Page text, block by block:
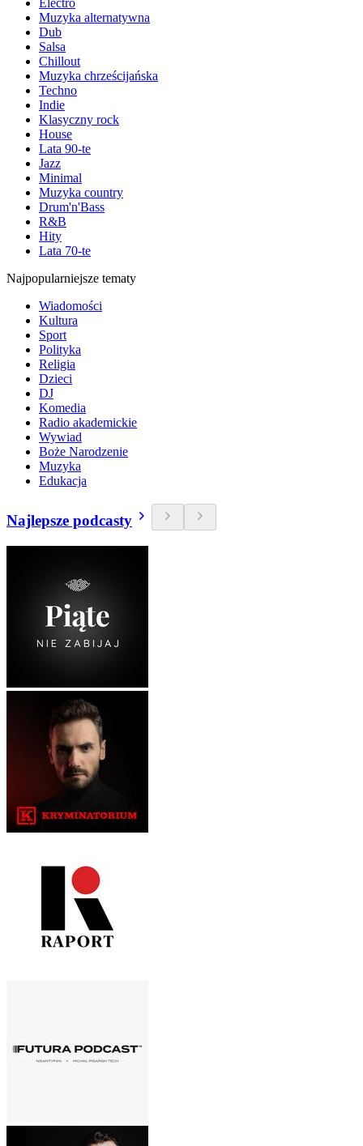
Electro
Muzyka alternatywna
Dub
Salsa
Chillout
Muzyka chrześcijańska
Techno
Indie
Klasyczny rock
House
Lata 90-te
Jazz
Minimal
Muzyka country
Drum'n'Bass
R&B
Hity
Lata 70-te
Najpopularniejsze tematy
Wiadomości
Kultura
Sport
Polityka
Religia
Dzieci
DJ
Komedia
Radio akademickie
Wywiad
Boże Narodzenie
Muzyka
Edukacja
Najlepsze podcasty